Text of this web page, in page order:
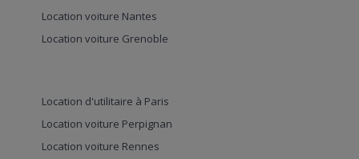
Location voiture Nantes
Location voiture Grenoble
Location d'utilitaire à Paris
Location voiture Perpignan
Location voiture Rennes